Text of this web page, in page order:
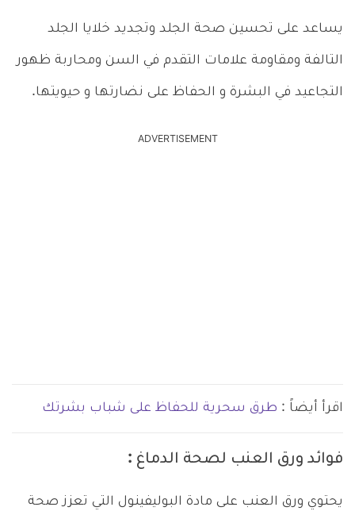
يساعد على تحسين صحة الجلد وتجديد خلايا الجلد
التالفة ومقاومة علامات التقدم في السن ومحاربة ظهور
التجاعيد في البشرة و الحفاظ على نضارتها و حيويتها.
ADVERTISEMENT
اقرأ أيضاً : طرق سحرية للحفاظ على شباب بشرتك
فوائد ورق العنب لصحة الدماغ :
يحتوي ورق العنب على مادة البوليفينول التي تعزز صحة